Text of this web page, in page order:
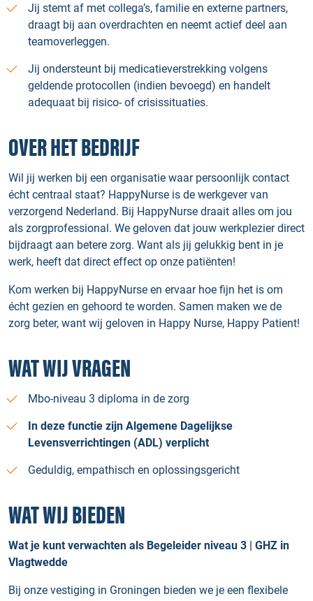
Jij stemt af met collega’s, familie en externe partners,
draagt bij aan overdrachten en neemt actief deel aan
teamoverleggen.
Jij ondersteunt bij medicatieverstrekking volgens
geldende protocollen (indien bevoegd) en handelt
adequaat bij risico‑ of crisissituaties.
OVER HET BEDRIJF
Wil jij werken bij een organisatie waar persoonlijk contact
écht centraal staat? HappyNurse is de werkgever van
verzorgend Nederland. Bij HappyNurse draait alles om jou
als zorgprofessional. We geloven dat jouw werkplezier direct
bijdraagt aan betere zorg. Want als jij gelukkig bent in je
werk, heeft dat direct effect op onze patiënten!
Kom werken bij HappyNurse en ervaar hoe fijn het is om
écht gezien en gehoord te worden. Samen maken we de
zorg beter, want wij geloven in Happy Nurse, Happy Patient!
WAT WIJ VRAGEN
Mbo-niveau 3 diploma in de zorg
In deze functie zijn Algemene Dagelijkse
Levensverrichtingen (ADL) verplicht
Geduldig, empathisch en oplossingsgericht
WAT WIJ BIEDEN
Wat je kunt verwachten als Begeleider niveau 3 | GHZ in
Vlagtwedde
Bij onze vestiging in Groningen bieden we je een flexibele